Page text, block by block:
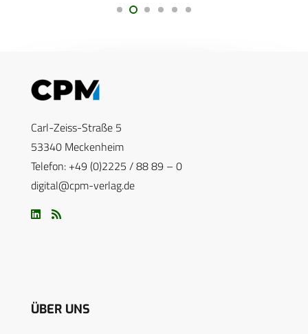
Carl-Zeiss-Straße 5
53340 Meckenheim
Telefon: +49 (0)2225 / 88 89 – 0
digital@cpm-verlag.de
ÜBER UNS